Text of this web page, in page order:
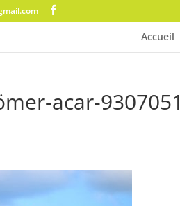
Accueil
acar-9307051